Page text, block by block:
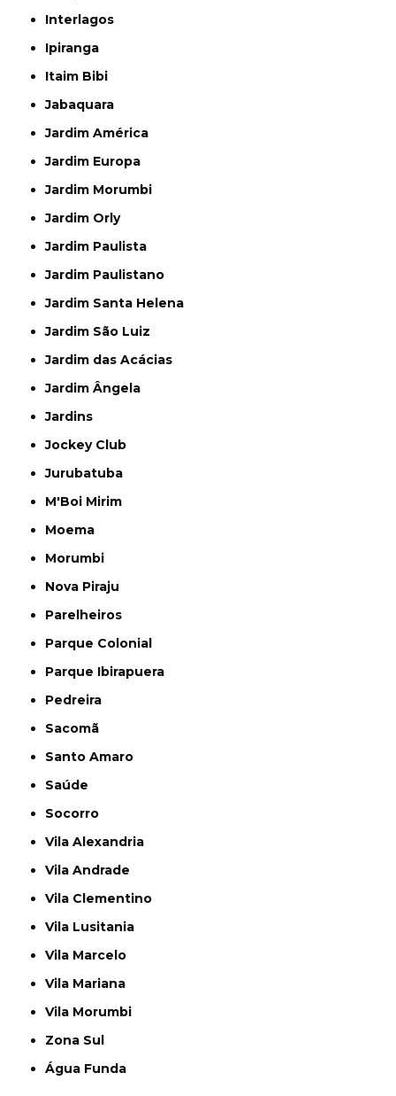
Interlagos
Ipiranga
Itaim Bibi
Jabaquara
Jardim América
Jardim Europa
Jardim Morumbi
Jardim Orly
Jardim Paulista
Jardim Paulistano
Jardim Santa Helena
Jardim São Luiz
Jardim das Acácias
Jardim Ângela
Jardins
Jockey Club
Jurubatuba
M'Boi Mirim
Moema
Morumbi
Nova Piraju
Parelheiros
Parque Colonial
Parque Ibirapuera
Pedreira
Sacomã
Santo Amaro
Saúde
Socorro
Vila Alexandria
Vila Andrade
Vila Clementino
Vila Lusitania
Vila Marcelo
Vila Mariana
Vila Morumbi
Zona Sul
Água Funda